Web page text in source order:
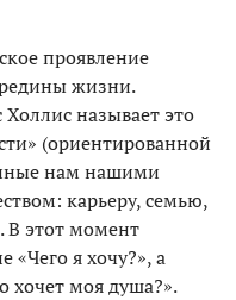
проявление
жизни.
называет это
(ориентированной
нам нашими
карьеру, семью,
В этот момент
«Чего я хочу?», а
хочет моя душа?».